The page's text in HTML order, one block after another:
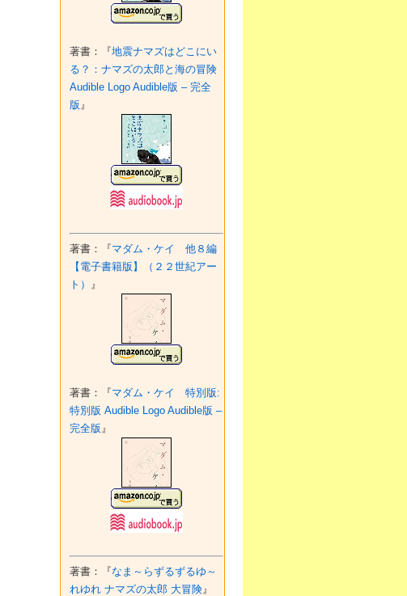
著書：『地震ナマズはどこにい
る？：ナマズの太郎と海の冒険
Audible Logo Audible版 – 完全
版』
著書：『マダム・ケイ 他８編
【電子書籍版】（２２世紀アー
ト）
』
著書：『マダム・ケイ 特別版:
特別版 Audible Logo Audible版 –
完全版 』
著書：『なま～らずるずるゆ～
れゆれ ナマズの太郎 大冒険』